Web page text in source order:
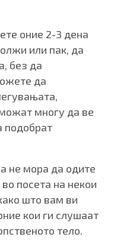
оние 2-3 дена
или пак, да
без да
да
многу да ве
подобрат
не мора да одите
посета на некои
што вам ви
кои ги слушаат
тело.